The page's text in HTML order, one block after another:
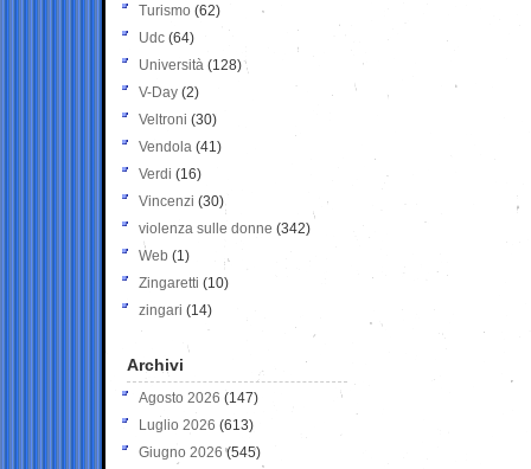
Turismo (62)
Udc (64)
Università (128)
V-Day (2)
Veltroni (30)
Vendola (41)
Verdi (16)
Vincenzi (30)
violenza sulle donne (342)
Web (1)
Zingaretti (10)
zingari (14)
Archivi
Agosto 2026 (147)
Luglio 2026 (613)
Giugno 2026 (545)